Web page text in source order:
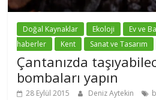
Doğal Kaynaklar Ekoloji Ev ve
haberler
Kent Sanat ve Tasarım
Çantanızda
bombaları yapın
28 Eylül 2015 Deniz Aytekin